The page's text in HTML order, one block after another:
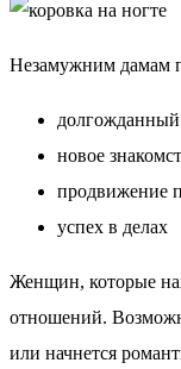
Незамужним дамам
новое
продвижение
успех в делах
Женщин, которые
отношений.
или начнется